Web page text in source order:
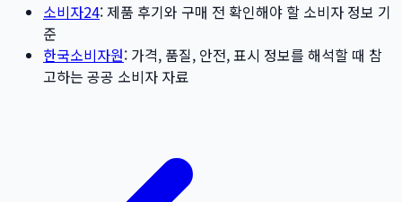
소비자24: 제품 후기와 구매 전 확인해야 할 소비자 정보 기
준
한국소비자원: 가격, 품질, 안전, 표시 정보를 해석할 때 참
고하는 공공 소비자 자료